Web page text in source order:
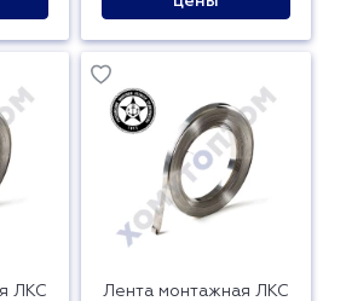
ЛКС
Лента монтажная ЛКС